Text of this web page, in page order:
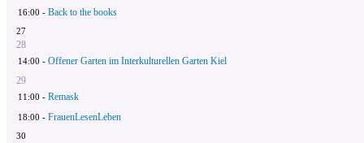
16:00 - Back to the books
27
28
14:00 - Offener Garten im Interkulturellen Garten Kiel
29
11:00 - Remask
18:00 - FrauenLesenLeben
30